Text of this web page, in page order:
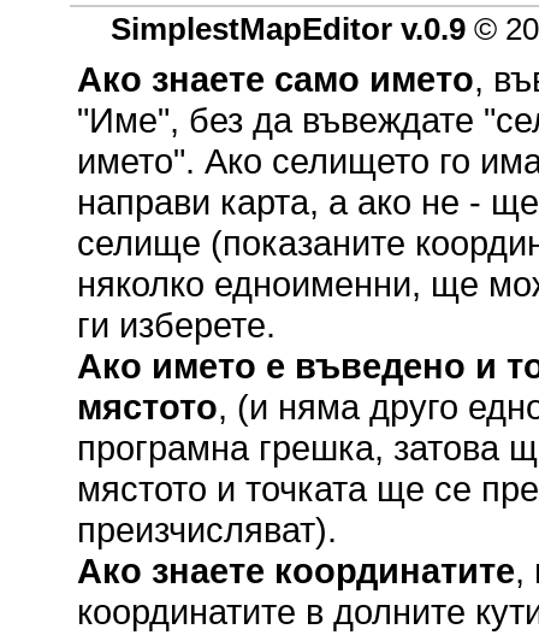
SimplestMapEditor v.0.9 ©
Ако знаете само името,
"Име", без да въвеждате
името". Ако селището го
направи карта, а ако не -
селище (показаните
няколко едноименни, ще
ги изберете.
Ако името е въведено и
мястото, (и няма друго
програмна грешка, затова
мястото и точката ще се
преизчисляват).
Ако знаете координатите,
координатите в долните